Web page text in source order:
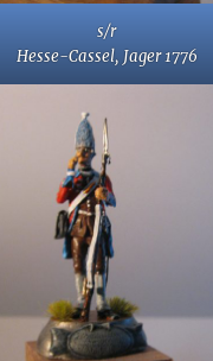
s/r
Hesse-Cassel, Jager 1776